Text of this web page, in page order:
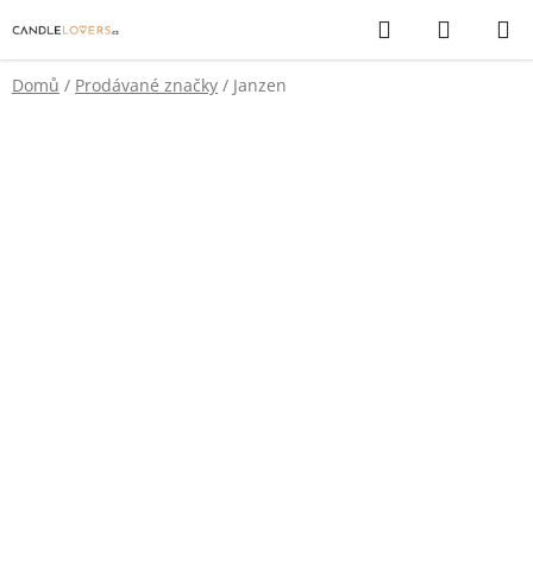
na
obsah
Hledat
KOŠÍK
Domů / Prodávané značky / Janzen